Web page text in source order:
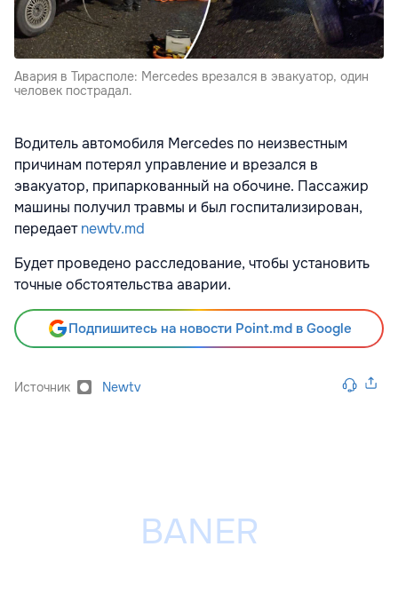
Авария в Тирасполе: Mercedes врезался в эвакуатор, один
человек пострадал.
Водитель автомобиля Mercedes по неизвестным
причинам потерял управление и врезался в
эвакуатор, припаркованный на обочине. Пассажир
машины получил травмы и был госпитализирован,
передаетnewtv.md
Будет проведено расследование, чтобы установить
точные обстоятельства аварии.
Подпишитесь на новости Point.md в Google
Источник Newtv